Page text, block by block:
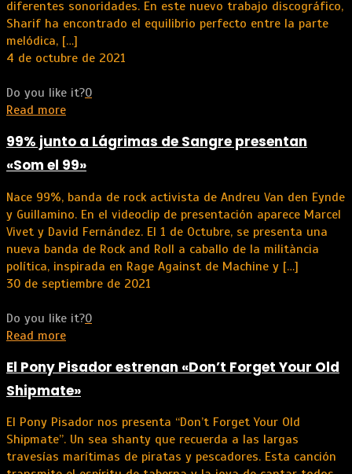
diferentes sonoridades. En este nuevo trabajo discográfico,
Sharif ha encontrado el equilibrio perfecto entre la parte
melódica, […]
4 de octubre de 2021
Do you like it?0
Read more
99% junto a Lágrimas de Sangre presentan
«Som el 99»
Nace 99%, banda de rock activista de Andreu Van den Eynde
y Guillamino. En el videoclip de presentación aparece Marcel
Vivet y David Fernández. El 1 de Octubre, se presenta una
nueva banda de Rock and Roll a caballo de la militància
política, inspirada en Rage Against de Machine y […]
30 de septiembre de 2021
Do you like it?0
Read more
El Pony Pisador estrenan «Don’t Forget Your Old
Shipmate»
El Pony Pisador nos presenta “Don’t Forget Your Old
Shipmate”. Un sea shanty que recuerda a las largas
travesías marítimas de piratas y pescadores. Esta canción